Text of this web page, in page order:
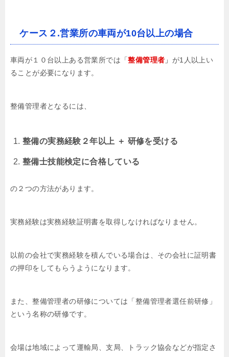
ケース２.営業所の車両が10台以上の場合
車両が１０台以上ある営業所では「整備管理者 」 が1人以上い
ることが必要になります。
整備管理者となるには、
整備の実務経験２年以上 ＋ 研修を受ける
整備士技能検定に合格している
の２つの方法があります。
実務経験は実務経験証明書を取得しなければなりません。
以前の会社で実務経験を積んでいる場合は、その会社に証明書
の押印をしてもらうようになります。
また、整備管理者の研修については「整備管理者選任前研修」
という名称の研修です。
会場は地域によって運輸局、支局、トラック協会などが指定さ